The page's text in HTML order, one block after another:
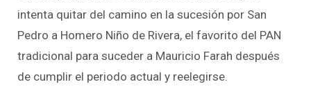
intenta quitar del camino en la sucesión por San
Pedro a Homero Niño de Rivera, el favorito del PAN
tradicional para suceder a Mauricio Farah después
de cumplir el periodo actual y reelegirse.